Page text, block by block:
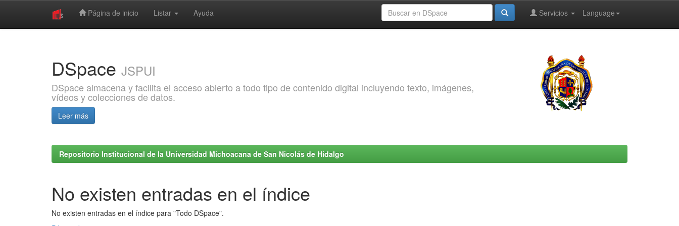
Página de inicio Listar Ayuda Language
Servicios
DSpace JSPUI
DSpace almacena y facilita el acceso abierto a todo tipo de contenido digital incluyendo texto, imágenes,
vídeos y colecciones de datos.
Leer más
Repositorio Institucional de la Universidad Michoacana de San Nicolás de Hidalgo
No existen entradas en el índice
No existen entradas en el índice para "Todo DSpace".